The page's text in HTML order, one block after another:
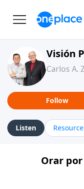
Visión
Carlos A.
Follow
Listen
Orar